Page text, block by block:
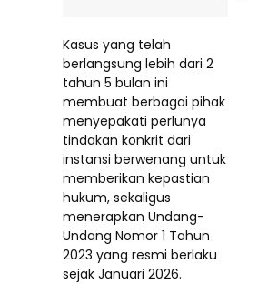
Kasus yang telah
berlangsung lebih dari 2
tahun 5 bulan ini
membuat berbagai pihak
menyepakati perlunya
tindakan konkrit dari
instansi berwenang untuk
memberikan kepastian
hukum, sekaligus
menerapkan Undang-
Undang Nomor 1 Tahun
2023 yang resmi berlaku
sejak Januari 2026.